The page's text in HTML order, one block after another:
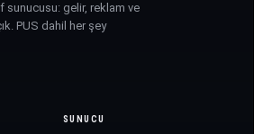
gelir, reklam ve
PUS dahil her şey
SUNUCU